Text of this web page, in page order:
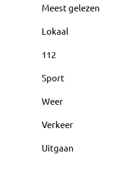
Meest gelezen
Lokaal
112
Sport
Weer
Verkeer
Uitgaan